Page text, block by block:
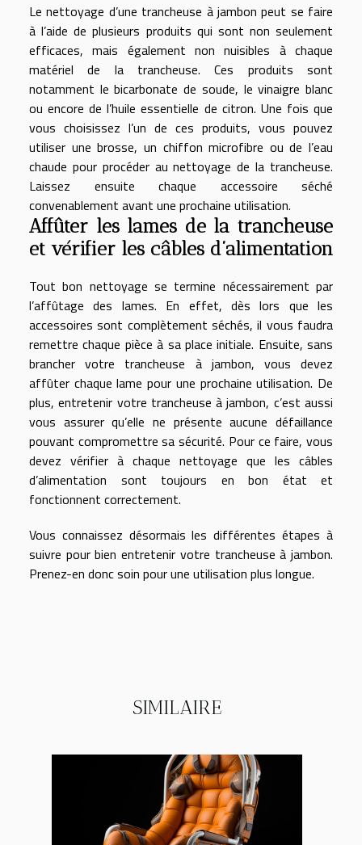
Le nettoyage d’une trancheuse à jambon peut se faire
à l’aide de plusieurs produits qui sont non seulement
efficaces, mais également non nuisibles à chaque
matériel de la trancheuse. Ces produits sont
notamment le bicarbonate de soude, le vinaigre blanc
ou encore de l’huile essentielle de citron. Une fois que
vous choisissez l’un de ces produits, vous pouvez
utiliser une brosse, un chiffon microfibre ou de l’eau
chaude pour procéder au nettoyage de la trancheuse.
Laissez ensuite chaque accessoire séché
convenablement avant une prochaine utilisation.
Affûter les lames de la trancheuse
et vérifier les câbles d’alimentation
Tout bon nettoyage se termine nécessairement par
l’affûtage des lames. En effet, dès lors que les
accessoires sont complètement séchés, il vous faudra
remettre chaque pièce à sa place initiale. Ensuite, sans
brancher votre trancheuse à jambon, vous devez
affûter chaque lame pour une prochaine utilisation. De
plus, entretenir votre trancheuse à jambon, c’est aussi
vous assurer qu’elle ne présente aucune défaillance
pouvant compromettre sa sécurité. Pour ce faire, vous
devez vérifier à chaque nettoyage que les câbles
d’alimentation sont toujours en bon état et
fonctionnent correctement.
Vous connaissez désormais les différentes étapes à
suivre pour bien entretenir votre trancheuse à jambon.
Prenez-en donc soin pour une utilisation plus longue.
SIMILAIRE